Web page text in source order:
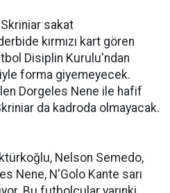
sakat
kırmızı kart gören
Disiplin Kurulu'ndan
forma giyemeyecek.
Dorgeles Nene ile hafif
da kadroda olmayacak.
Nelson Semedo,
Nene, N'Golo Kante sarı